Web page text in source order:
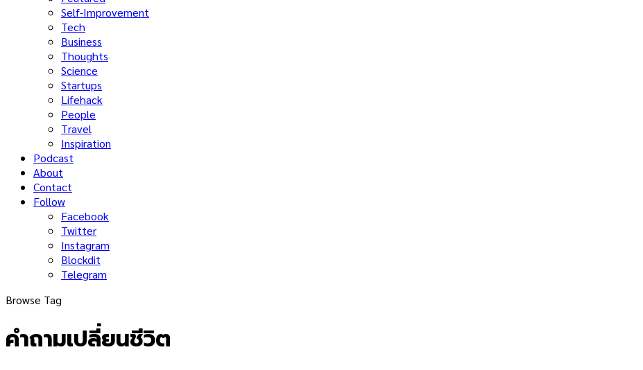
Self-Improvement
Tech
Business
Thoughts
Science
Startups
Lifehack
People
Travel
Inspiration
Podcast
About
Contact
Follow
Facebook
Twitter
Instagram
Blockdit
Telegram
Browse Tag
คำถามเปลี่ยนชีวิต